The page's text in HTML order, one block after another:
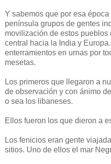
Y sabemos que por esa
península grupos de gentes
movilización de estos
central hacia la India y
enterramientos en urnas por
mesetas.
Los primeros que llegaron a
de observación y con ánimo
o sea los libaneses.
Ellos fueron los que dieron a
Los fenicios eran gente
sitios. Uno de ellos el mar